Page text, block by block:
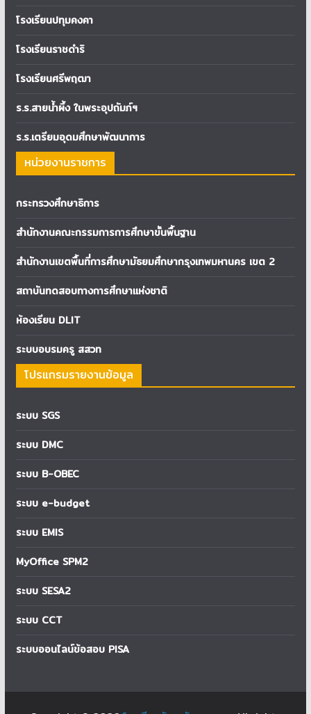
โรงเรียนปทุมคงคา
โรงเรียนราชดำริ
โรงเรียนศรีพฤฒา
ร.ร.สายน้ำผึ้ง ในพระอุปถัมภ์ฯ
ร.ร.เตรียมอุดมศึกษาพัฒนาการ
หน่วยงานราชการ
กระทรวงศึกษาธิการ
สำนักงานคณะกรรมการการศึกษาขั้นพื้นฐาน
สำนักงานเขตพื้นที่การศึกษามัธยมศึกษากรุงเทพมหานคร เขต 2
สถาบันทดสอบทางการศึกษาแห่งชาติ
ห้องเรียน DLIT
ระบบอบรมครู สสวท
โปรแกรมรายงานข้อมูล
ระบบ SGS
ระบบ DMC
ระบบ B-OBEC
ระบบ e-budget
ระบบ EMIS
MyOffice SPM2
ระบบ SESA2
ระบบ CCT
ระบบออนไลน์ข้อสอบ PISA